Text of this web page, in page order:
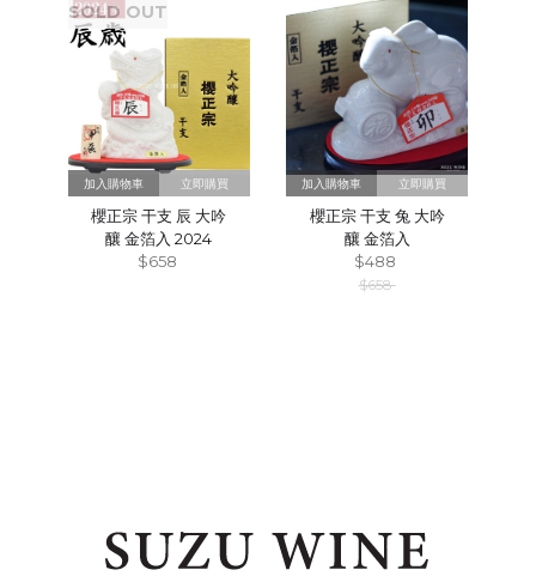
SOLD OUT
立即購買
櫻正宗 干支 辰 大吟
釀 金箔入 2024
$658
立即購買
櫻正宗 干支 兔 大吟
釀 金箔入
$488
$658